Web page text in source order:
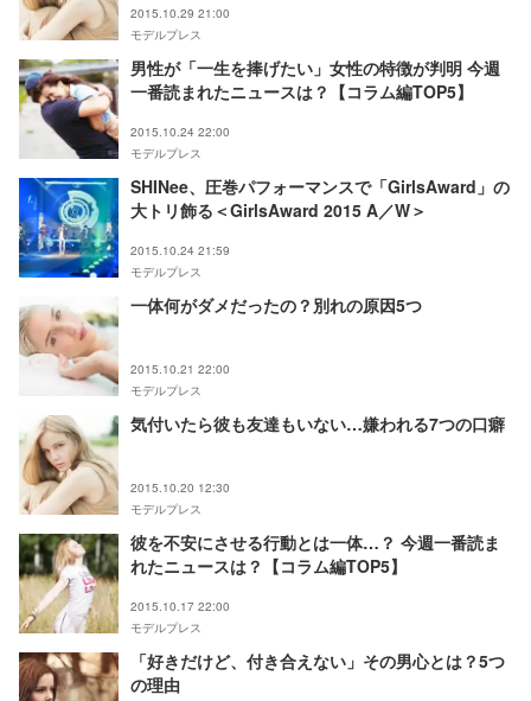
2015.10.29 21:00
モデルプレス
男性が「一生を捧げたい」女性の特徴が判明 今週
一番読まれたニュースは？【コラム編TOP5】
2015.10.24 22:00
モデルプレス
SHINee、圧巻パフォーマンスで「GirlsAward」の
大トリ飾る＜GirlsAward 2015 A／W＞
2015.10.24 21:59
モデルプレス
一体何がダメだったの？別れの原因5つ
2015.10.21 22:00
モデルプレス
気付いたら彼も友達もいない…嫌われる7つの口癖
2015.10.20 12:30
モデルプレス
彼を不安にさせる行動とは一体…？ 今週一番読ま
れたニュースは？【コラム編TOP5】
2015.10.17 22:00
モデルプレス
「好きだけど、付き合えない」その男心とは？5つ
の理由